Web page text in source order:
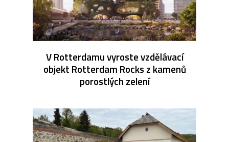
V Rotterdamu vyroste vzdělávací
objekt Rotterdam Rocks z kamenů
porostlých zelení